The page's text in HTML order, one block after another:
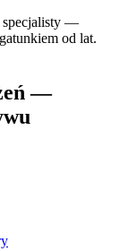
specjalisty —
od lat.
—